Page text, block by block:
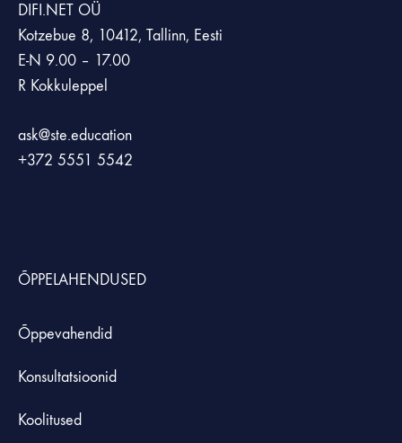
DIFI.NET OÜ
Kotzebue 8, 10412, Tallinn, Eesti
E-N 9.00 – 17.00
R Kokkuleppel
ask@ste.education
+372 5551 5542
ÕPPELAHENDUSED
Õppevahendid
Konsultatsioonid
Koolitused